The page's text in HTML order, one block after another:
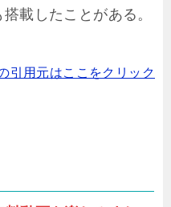
載したことがある。
引用元はここをクリック